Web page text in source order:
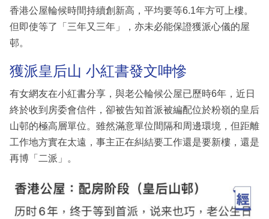
香港公屋輪候時間持續創新高，平均要等6.1年方可上樓。
但即使等了「三年又三年」，亦未必能保證獲派心儀的屋
邨。
獲派皇后山 小紅書發文呻慘
有女網友在小紅書分享，與老公輪候公屋已歷時6年，近日
終於收到房委會信件，卻被告知首派被編配位於粉嶺的皇后
山邨的極高層單位。雖然滿意單位間隔和周邊環境，但距離
工作地方實在太遠，事主正在糾結要工作還是要新樓，還是
再博「二派」。